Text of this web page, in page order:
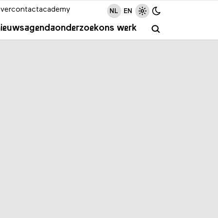
agendaonderzoekons werk
contactacademy NL EN